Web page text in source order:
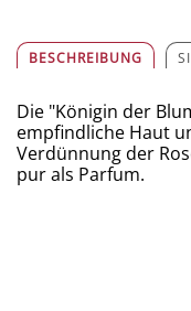
BESCHREIBUNG
Die "Königin der
empfindliche Haut
Verdünnung der
pur als Parfum.